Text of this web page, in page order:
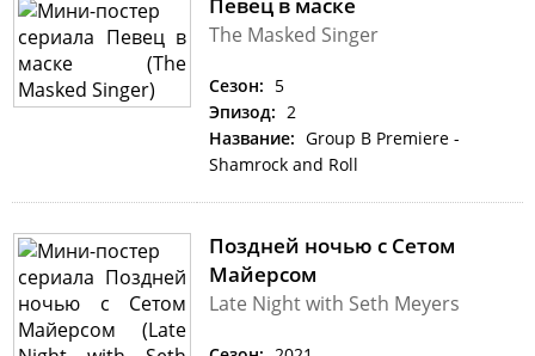
The Masked Singer
Сезон: 5
Эпизод: 2
Название: Group B Premiere -
Shamrock and Roll
Поздней ночью с Сетом
Майерсом
Late Night with Seth Meyers